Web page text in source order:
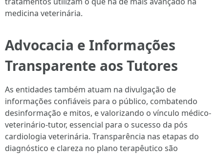
medicina veterinária.
Advocacia e Informações
Transparente aos Tutores
As entidades também atuam na divulgação de
informações confiáveis para o público, combatendo
desinformação e mitos, e valorizando o vínculo médico-
veterinário-tutor, essencial para o sucesso da pós
cardiologia veterinária. Transparência nas etapas do
diagnóstico e clareza no plano terapêutico são